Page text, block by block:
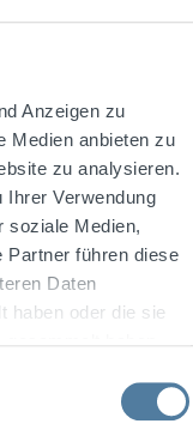
Anzeigen zu
Medien anbieten zu
zu analysieren.
Ihrer Verwendung
soziale Medien,
Partner führen diese
Daten
haben oder die sie
Vol.